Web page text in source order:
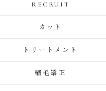
RECRUIT
カット
トリートメント
縮毛矯正